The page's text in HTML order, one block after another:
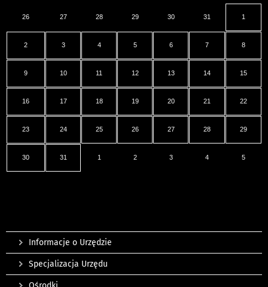
26 27 28 29 30 31 1
2 3 4 5 6 7 8
9 10 11 12 13 14 15
16 17 18 19 20 21 22
23 24 25 26 27 28 29
30 31 1 2 3 4 5
Informacje o Urzędzie
Specjalizacja Urzędu